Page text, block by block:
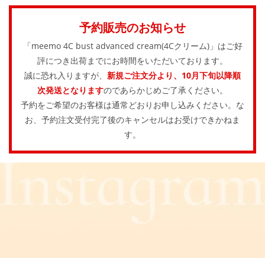
予約販売のお知らせ
「meemo 4C bust advanced cream(4Cクリーム)」はご好
評につき出荷までにお時間をいただいております。
誠に恐れ入りますが、 新規ご注文分より、10月下旬以降順
次発送となりますのであらかじめご了承ください。
予約をご希望のお客様は通常どおりお申し込みください。な
お、予約注文受付完了後のキャンセルはお受けできかねま
す。